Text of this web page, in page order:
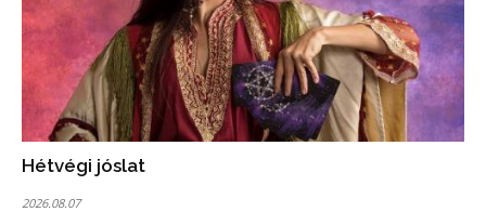
Hétvégi jóslat
2026.08.07